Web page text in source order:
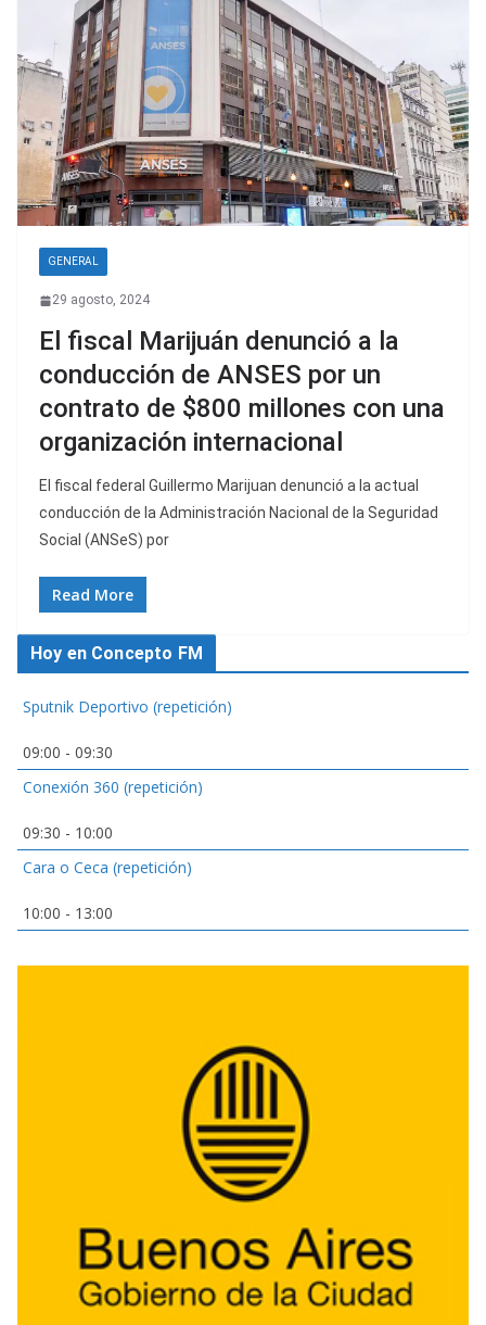
GENERAL
29 agosto, 2024
El fiscal Marijuán denunció a la
conducción de ANSES por un
contrato de $800 millones con una
organización internacional
El fiscal federal Guillermo Marijuan denunció a la actual
conducción de la Administración Nacional de la Seguridad
Social (ANSeS) por
Read More
Hoy en Concepto FM
Sputnik Deportivo (repetición)
09:00 - 09:30
Conexión 360 (repetición)
09:30 - 10:00
Cara o Ceca (repetición)
10:00 - 13:00